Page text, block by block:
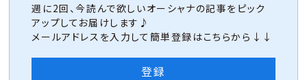
週に2回、今読んで欲しいオーシャナの記事をピック
アップしてお届けします♪
メールアドレスを入力して簡単登録はこちらから↓↓
登録